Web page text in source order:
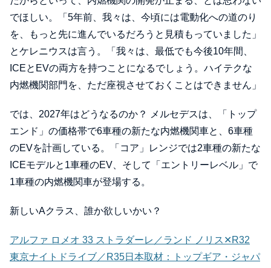
でほしい。「5年前、我々は、今頃には電動化への道のり
を、もっと先に進んでいるだろうと見積もっていました」
とケレニウスは言う。「我々は、最低でも今後10年間、
ICEとEVの両方を持つことになるでしょう。ハイテクな
内燃機関部門を、ただ座視させておくことはできません」
では、2027年はどうなるのか？ メルセデスは、「トップ
エンド」の価格帯で6車種の新たな内燃機関車と、6車種
のEVを計画している。「コア」レンジでは2車種の新たな
ICEモデルと1車種のEV、そして「エントリーレベル」で
1車種の内燃機関車が登場する。
新しいAクラス、誰か欲しいかい？
アルファ ロメオ 33 ストラダーレ／ランド ノリス✕R32
東京ナイトドライブ／R35日本取材：トップギア・ジャパ